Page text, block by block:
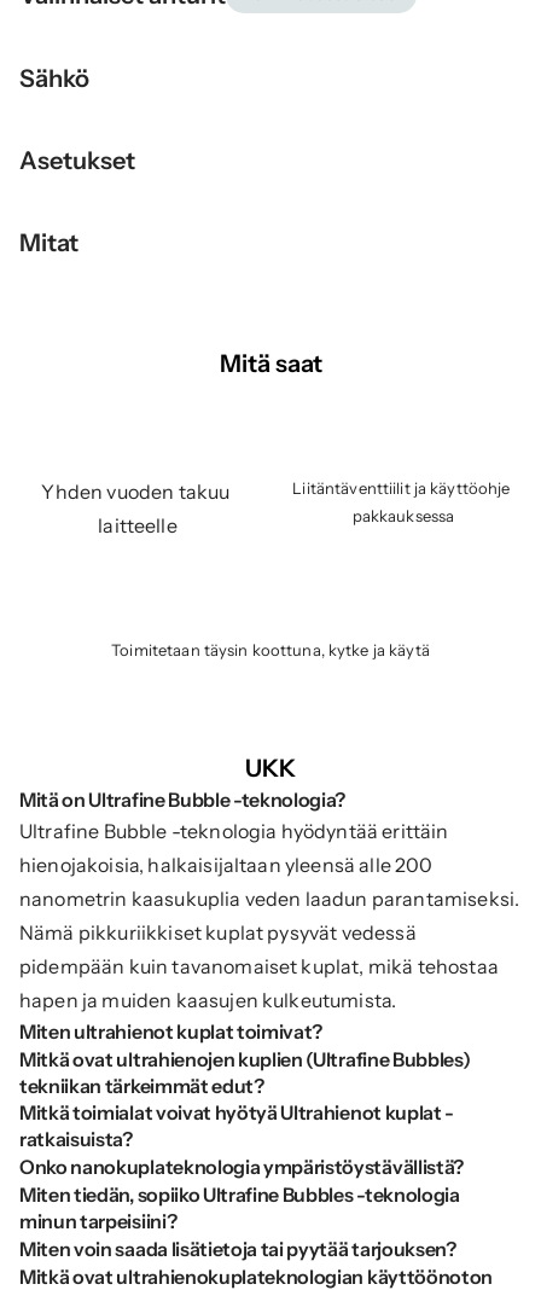
Sähkö
Asetukset
Mitat
Yhden vuoden takuu
laitteelle
Liitäntäventtiilit ja käyttöohje
pakkauksessa
Toimitetaan täysin koottuna, kytke ja käytä
Mitä saat
UKK
Mitä on Ultrafine Bubble -teknologia?
Ultrafine Bubble -teknologia hyödyntää erittäin
hienojakoisia, halkaisijaltaan yleensä alle 200
nanometrin kaasukuplia veden laadun parantamiseksi.
Nämä pikkuriikkiset kuplat pysyvät vedessä
pidempään kuin tavanomaiset kuplat, mikä tehostaa
hapen ja muiden kaasujen kulkeutumista.
Miten ultrahienot kuplat toimivat?
Mitkä ovat ultrahienojen kuplien (Ultrafine Bubbles)
tekniikan tärkeimmät edut?
Mitkä toimialat voivat hyötyä Ultrahienot kuplat -
ratkaisuista?
Onko nanokuplateknologia ympäristöystävällistä?
Miten tiedän, sopiiko Ultrafine Bubbles -teknologia
minun tarpeisiini?
Miten voin saada lisätietoja tai pyytää tarjouksen?
Mitkä ovat ultrahienokuplateknologian käyttöönoton